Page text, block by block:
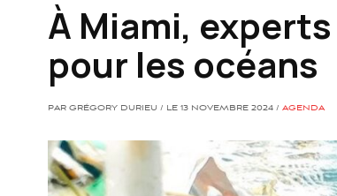
À Miami,
pour les océans
PAR GRÉGORY DURIEU / LE 13 NOVEMBRE 2024 / AGENDA